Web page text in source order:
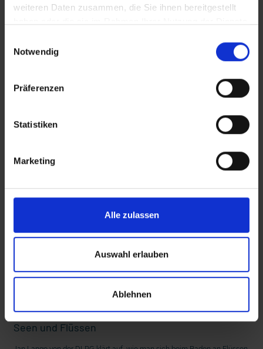
weiteren Daten zusammen, die Sie ihnen bereitgestellt
Notwendig
Präferenzen
Statistiken
Marketing
Alle zulassen
Auswahl erlauben
Ablehnen
In Sicherheit in Deutschland, in Gedanken im Krieg
SRT-Untertitel
Diese Beiträge könnten Sie auch
Sicher baden – So vermeiden Sie Gefahren an
Seen und Flüssen